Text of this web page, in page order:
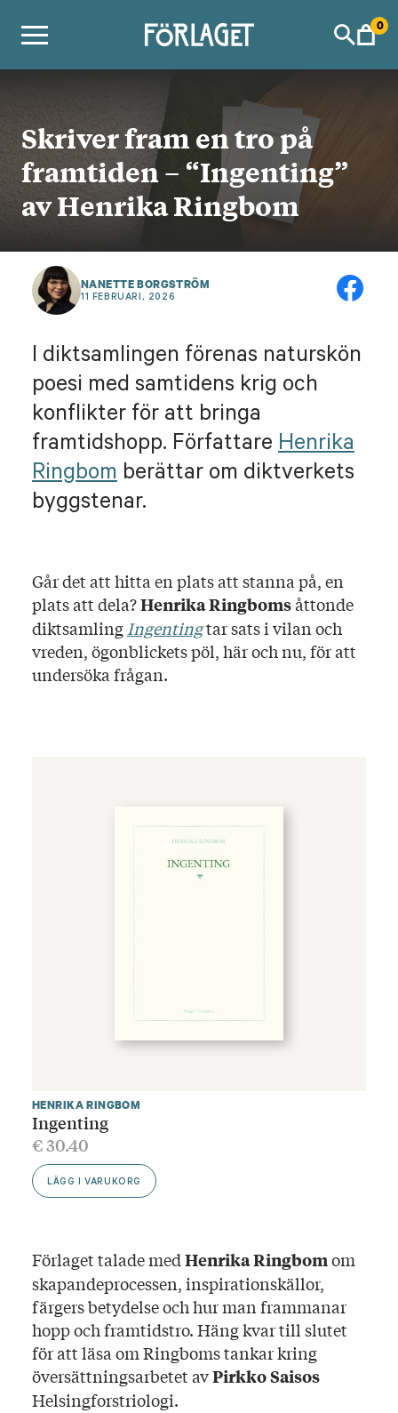
0
Skriver fram en tro på
framtiden – “Ingenting”
av Henrika Ringbom
NANETTE BORGSTRÖM
11 FEBRUARI, 2026
I diktsamlingen förenas naturskön
poesi med samtidens krig och
konflikter för att bringa
framtidshopp. Författare Henrika
Ringbom berättar om diktverkets
byggstenar.
Går det att hitta en plats att stanna på, en
plats att dela?Henrika Ringbomsåttonde
diktsamlingIngentingtar sats i vilan och
vreden, ögonblickets pöl, här och nu, för att
undersöka frågan.
HENRIKA RINGBOM
Ingenting
€30.40
LÄGG I VARUKORG
Förlaget talade medHenrika Ringbomom
skapandeprocessen, inspirationskällor,
färgers betydelse och hur man frammanar
hopp och framtidstro. Häng kvar till slutet
för att läsa om Ringboms tankar kring
översättningsarbetet avPirkko Saisos
Helsingforstriologi.